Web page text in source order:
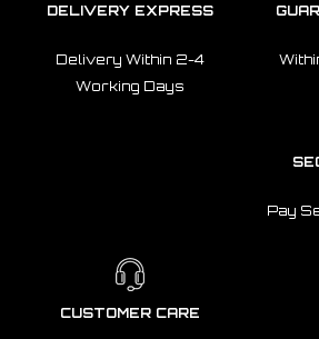
DELIVERY EXPRESS
Delivery Within 2-4
Working Days
Pay
CUSTOMER CARE